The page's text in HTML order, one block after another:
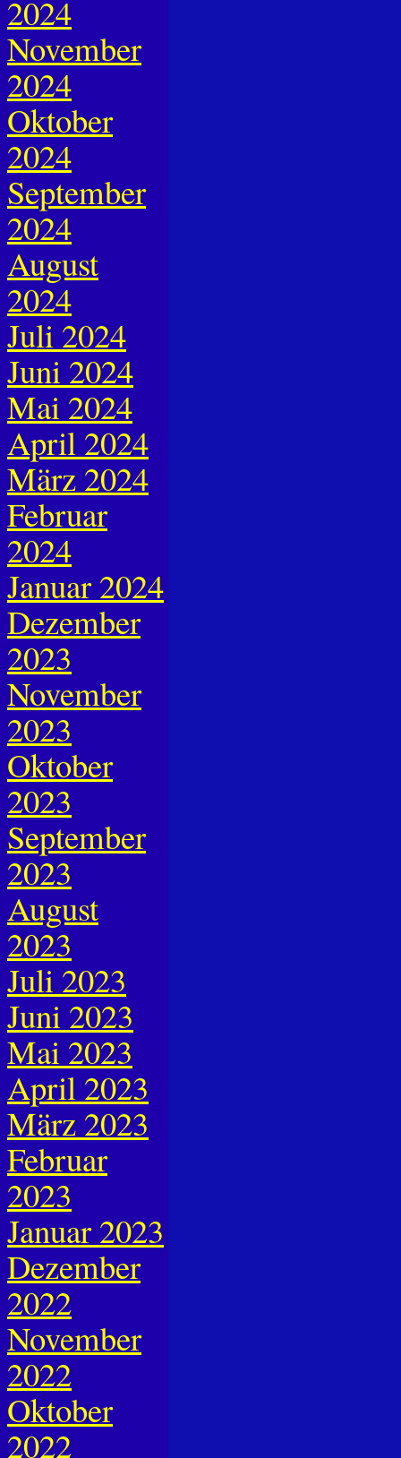
2024
November
2024
Oktober
2024
September
2024
August
2024
Juli 2024
Juni 2024
Mai 2024
April 2024
März 2024
Februar
2024
Januar 2024
Dezember
2023
November
2023
Oktober
2023
September
2023
August
2023
Juli 2023
Juni 2023
Mai 2023
April 2023
März 2023
Februar
2023
Januar 2023
Dezember
2022
November
2022
Oktober
2022